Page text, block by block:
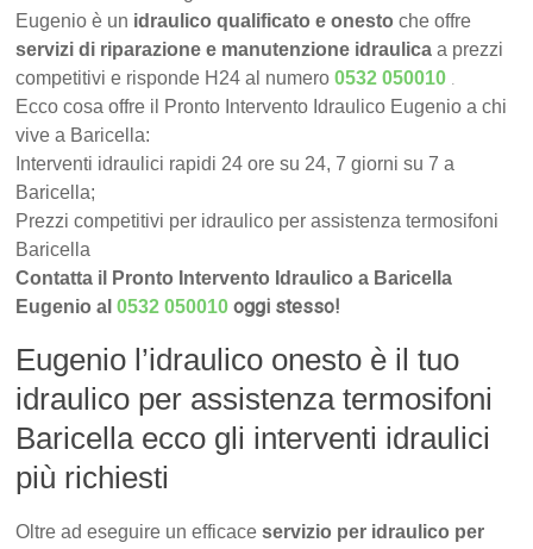
Eugenio è un idraulico qualificato e onesto che offre
servizi di riparazione e manutenzione idraulica a prezzi
competitivi e risponde H24 al numero0532 050010 .
Ecco cosa offre il Pronto Intervento Idraulico Eugenio a chi
vive a Baricella:
Interventi idraulici rapidi 24 ore su 24, 7 giorni su 7 a
Baricella;
Prezzi competitivi per idraulico per assistenza termosifoni
Baricella
Contatta il Pronto Intervento Idraulico a Baricella
Eugenio al0532 050010 oggi stesso!
Eugenio l’idraulico onesto è il tuo
idraulico per assistenza termosifoni
Baricella ecco gli interventi idraulici
più richiesti
Oltre ad eseguire un efficaceservizio per idraulico per